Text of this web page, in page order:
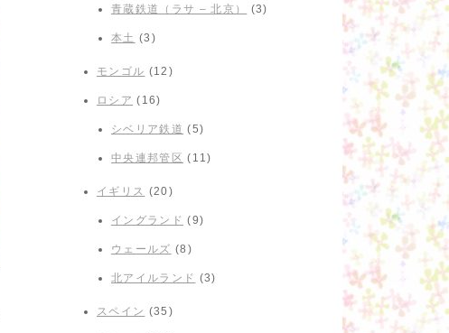
青蔵鉄道（ラサ – 北京） (3)
本土 (3)
モンゴル (12)
ロシア (16)
シベリア鉄道 (5)
中央連邦管区 (11)
イギリス (20)
イングランド (9)
ウェールズ (8)
北アイルランド (3)
スペイン (35)